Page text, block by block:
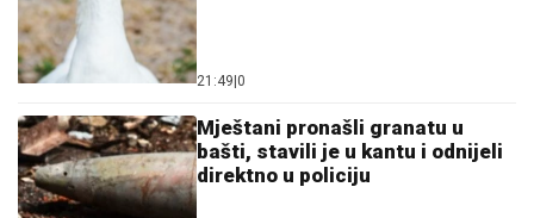
21:49|0
Mještani pronašli granatu u
bašti, stavili je u kantu i odnijeli
direktno u policiju